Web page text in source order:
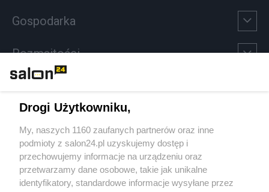
Gospodarka
Rozmaitości
Sport
Społeczeństwo
Kultura
Drogi Użytkowniku,
My, naszych 1160 zaufanych partnerów oraz inne
podmioty z salon24.pl uzyskujemy dostęp i
przechowujemy informacje na urządzeniu oraz
przetwarzamy dane osobowe, takie jak unikalne
identyfikatory, standardowe informacje wysyłane przez